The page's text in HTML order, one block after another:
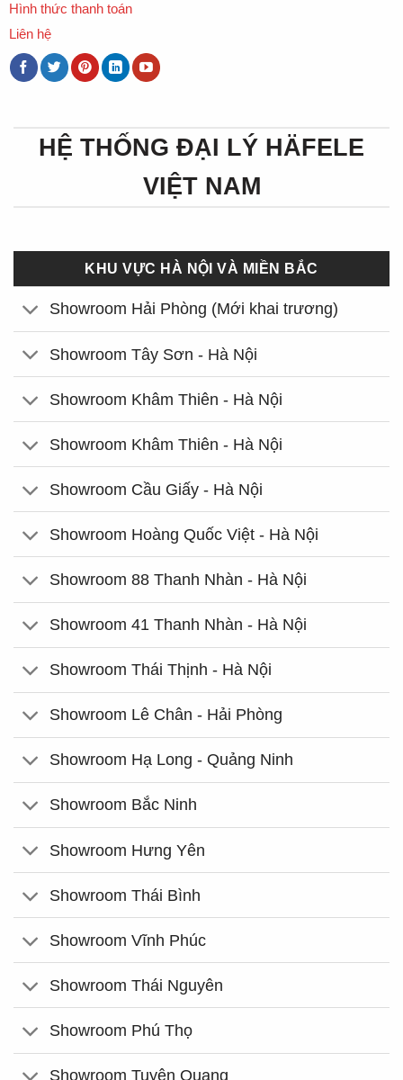
Hình thức thanh toán
Liên hệ
HỆ THỐNG ĐẠI LÝ HÄFELE
VIỆT NAM
KHU VỰC HÀ NỘI VÀ MIỀN BẮC
Showroom Hải Phòng (Mới khai trương)
Showroom Tây Sơn - Hà Nội
Showroom Khâm Thiên - Hà Nội
Showroom Khâm Thiên - Hà Nội
Showroom Cầu Giấy - Hà Nội
Showroom Hoàng Quốc Việt - Hà Nội
Showroom 88 Thanh Nhàn - Hà Nội
Showroom 41 Thanh Nhàn - Hà Nội
Showroom Thái Thịnh - Hà Nội
Showroom Lê Chân - Hải Phòng
Showroom Hạ Long - Quảng Ninh
Showroom Bắc Ninh
Showroom Hưng Yên
Showroom Thái Bình
Showroom Vĩnh Phúc
Showroom Thái Nguyên
Showroom Phú Thọ
Showroom Tuyên Quang